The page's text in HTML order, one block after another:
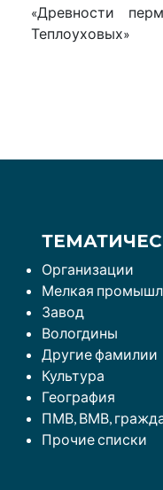
«Древности
Теплоуховых»
Организации
Мелкая
Завод
Вологдины
Другие фамилии
Культура
География
ПМВ, ВМВ,
Прочие списки